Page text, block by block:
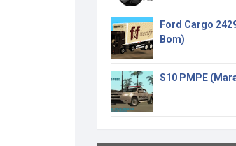
Ford Cargo
Bom)
S10 PMPE